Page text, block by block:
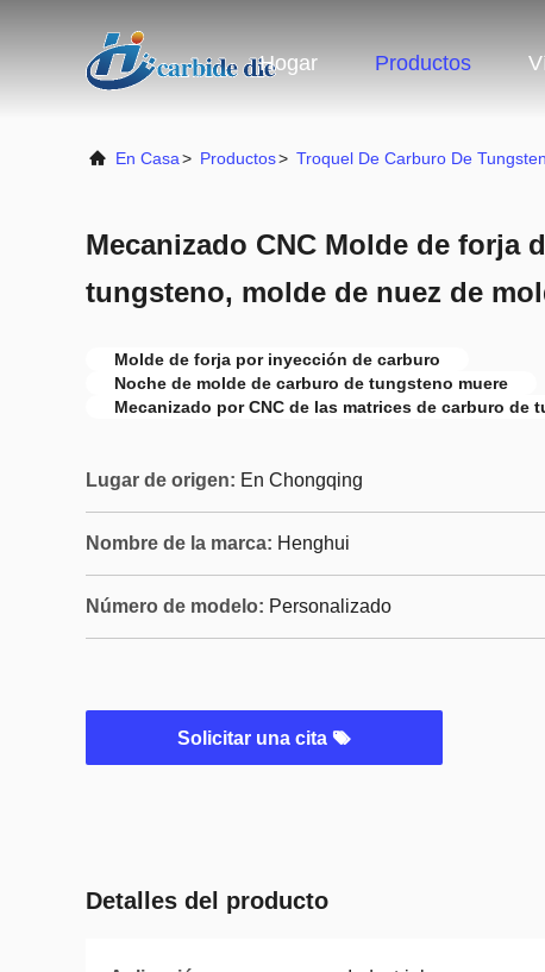
Hogar Productos
En Casa> Productos> Troquel De Carburo De
Mecanizado CNC Molde de forja
tungsteno, molde de nuez de
Molde de forja por inyección de carburo
Noche de molde de carburo de tungsteno muere
Mecanizado por CNC de las matrices de carburo de
Lugar de origen: En Chongqing
Nombre de la marca: Henghui
Número de modelo: Personalizado
Solicitar una cita
Detalles del producto